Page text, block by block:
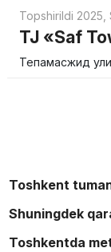
Topshirildi 2025
TJ «Saf
Тепамасжид
Toshkent
Shuningdek
Toshkentda